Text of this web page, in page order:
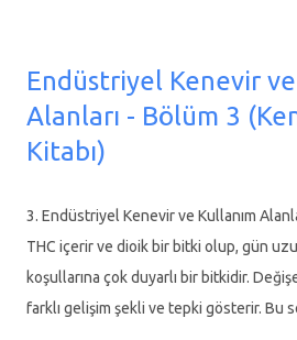
büyüterek 1984 yılında kenevir
bir fabrika kurdu. Dönemin Tarım ve
katıldığı törenle açılan fabrikanın
ediliyordu. Yörede ekili kenevirlerin
söz ettiren tesiste yüzden fazla kişi
sonrasında ham maddenin azalması
ned...
Endüstriyel Kenevir
Alanları - Bölüm 3
Kitabı)
3. Endüstriyel Kenevir ve Kullanım
THC içerir ve dioik bir bitki olup, gün
koşullarına çok duyarlı bir bitkidir.
farklı gelişim şekli ve tepki gösterir. Bu